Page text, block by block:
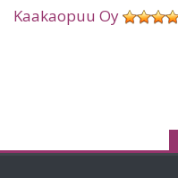
Kaakaopuu Oy